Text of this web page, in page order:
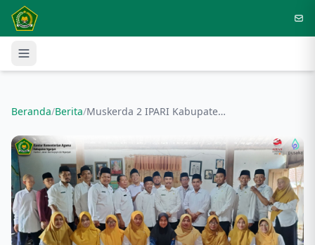
Langsung ke konten utama
Beranda/Berita/ Muskerda 2 IPARI Kabupaten Nganjuk: Pemantapan Peran Penyuluh Agama di Masyarakat